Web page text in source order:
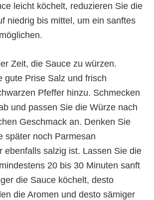
leicht köchelt, reduzieren Sie die
niedrig bis mittel, um ein sanftes
Zeit, die Sauce zu würzen.
gute Prise Salz und frisch
Pfeffer hinzu. Schmecken
und passen Sie die Würze nach
Geschmack an. Denken Sie
später noch Parmesan
ebenfalls salzig ist. Lassen Sie die
20 bis 30 Minuten sanft
die Sauce köchelt, desto
die Aromen und desto sämiger